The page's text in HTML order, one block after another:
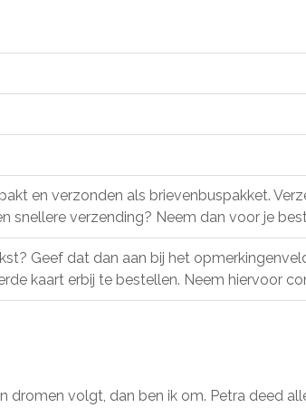
en verzonden als brievenbuspakket.
snellere verzending? Neem dan voor je
Geef dat dan aan bij het
kaart erbij te bestellen. Neem hiervoor
dromen volgt, dan ben ik om. Petra deed